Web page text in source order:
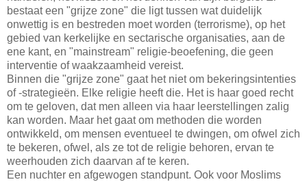
bestaat een "grijze zone" die ligt tussen wat duidelijk
onwettig is en bestreden moet worden (terrorisme), op het
gebied van kerkelijke en sectarische organisaties, aan de
ene kant, en "mainstream" religie-beoefening, die geen
interventie of waakzaamheid vereist.
Binnen die "grijze zone" gaat het niet om bekeringsintenties
of -strategieën. Elke religie heeft die. Het is haar goed recht
om te geloven, dat men alleen via haar leerstellingen zalig
kan worden. Maar het gaat om methoden die worden
ontwikkeld, om mensen eventueel te dwingen, om ofwel zich
te bekeren, ofwel, als ze tot de religie behoren, ervan te
weerhouden zich daarvan af te keren.
Een nuchter en afgewogen standpunt. Ook voor Moslims